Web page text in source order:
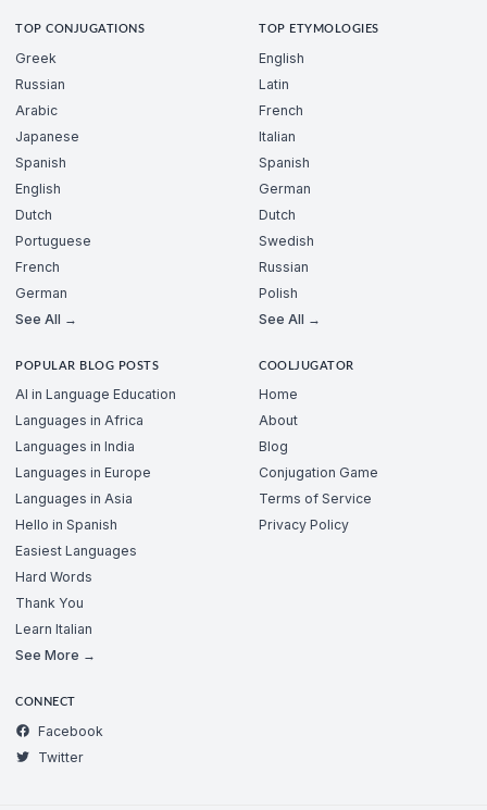
TOP CONJUGATIONS
Greek
Russian
Arabic
Japanese
Spanish
English
Dutch
Portuguese
French
German
See All →
TOP ETYMOLOGIES
English
Latin
French
Italian
Spanish
German
Dutch
Swedish
Russian
Polish
See All →
POPULAR BLOG POSTS
AI in Language Education
Languages in Africa
Languages in India
Languages in Europe
Languages in Asia
Hello in Spanish
Easiest Languages
Hard Words
Thank You
Learn Italian
See More →
COOLJUGATOR
Home
About
Blog
Conjugation Game
Terms of Service
Privacy Policy
CONNECT
Facebook
Twitter